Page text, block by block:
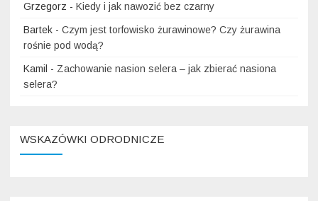
Grzegorz - Kiedy i jak nawozić bez czarny
Bartek - Czym jest torfowisko żurawinowe? Czy żurawina
rośnie pod wodą?
Kamil - Zachowanie nasion selera – jak zbierać nasiona
selera?
WSKAZÓWKI ODRODNICZE